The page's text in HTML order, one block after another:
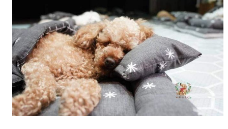
Znajdź najlepszą artykuł na
Facebooku
Już podoba WomanAdvice.pl